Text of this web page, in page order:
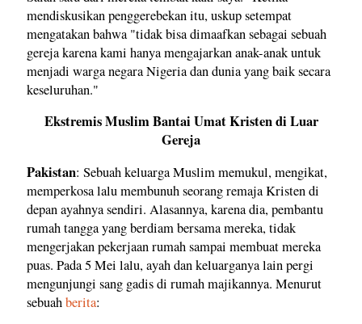
mendiskusikan penggerebekan itu, uskup setempat
mengatakan bahwa "tidak bisa dimaafkan sebagai sebuah
gereja karena kami hanya mengajarkan anak-anak untuk
menjadi warga negara Nigeria dan dunia yang baik secara
keseluruhan."
Ekstremis Muslim Bantai Umat Kristen di Luar
Gereja
Pakistan: Sebuah keluarga Muslim memukul, mengikat,
memperkosa lalu membunuh seorang remaja Kristen di
depan ayahnya sendiri. Alasannya, karena dia, pembantu
rumah tangga yang berdiam bersama mereka, tidak
mengerjakan pekerjaan rumah sampai membuat mereka
puas. Pada 5 Mei lalu, ayah dan keluarganya lain pergi
mengunjungi sang gadis di rumah majikannya. Menurut
sebuahberita: